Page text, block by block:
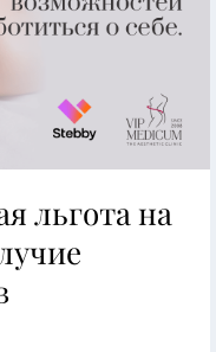
льгота на